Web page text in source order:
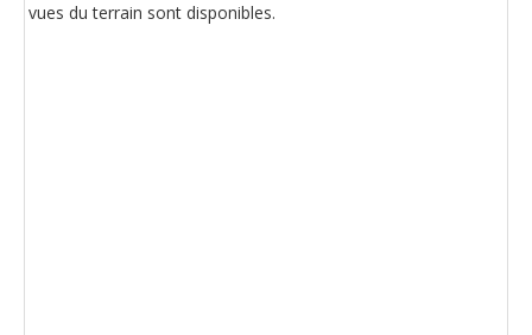
vues du terrain sont disponibles.